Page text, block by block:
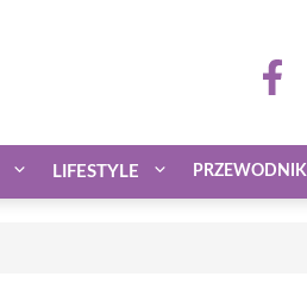
LIFESTYLE PRZEWODNIK